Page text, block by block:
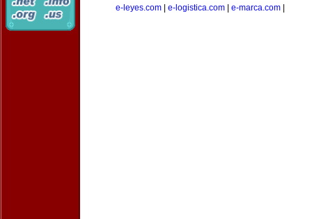
e-leyes.com
e-logistica.com e-marca.com